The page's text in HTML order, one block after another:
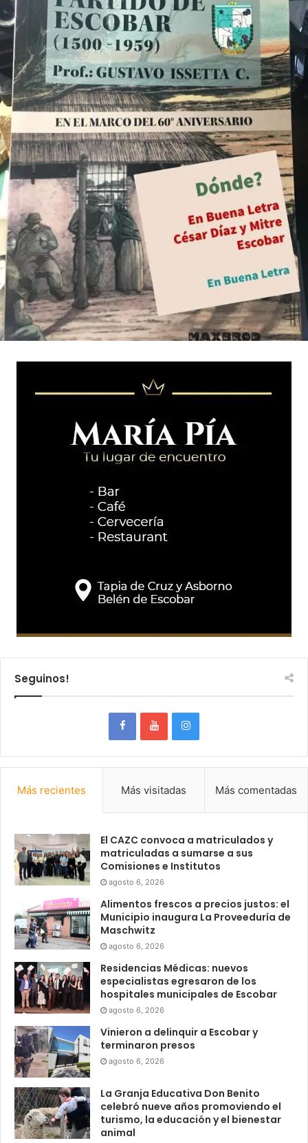
Seguinos!
Más recientes Más visitadas Más comentadas
El CAZC convoca a matriculados y
matriculadas a sumarse a sus
Comisiones e Institutos
agosto 6, 2026
Alimentos frescos a precios justos: el
Municipio inaugura La Proveeduría de
Maschwitz
agosto 6, 2026
Residencias Médicas: nuevos
especialistas egresaron de los
hospitales municipales de Escobar
agosto 6, 2026
Vinieron a delinquir a Escobar y
terminaron presos
agosto 6, 2026
La Granja Educativa Don Benito
celebró nueve años promoviendo el
turismo, la educación y el bienestar
animal